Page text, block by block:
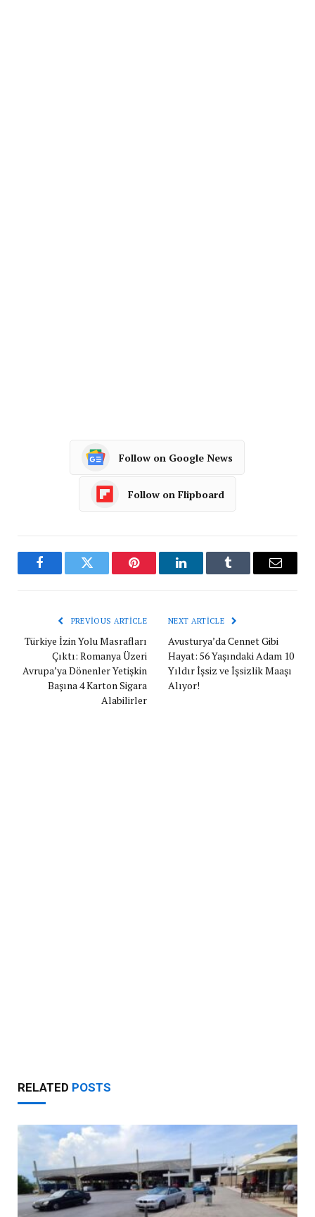
Follow on Google News
Follow on Flipboard
FacebookTwitter Pinterest LinkedInTumblr Email
PREVIOUS ARTICLE
Türkiye İzin Yolu Masrafları
Çıktı: Romanya Üzeri
Avrupa’ya Dönenler Yetişkin
Başına 4 Karton Sigara
Alabilirler
NEXT ARTICLE
Avusturya’da Cennet Gibi
Hayat: 56 Yaşındaki Adam 10
Yıldır İşsiz ve İşsizlik Maaşı
Alıyor!
RELATED POSTS